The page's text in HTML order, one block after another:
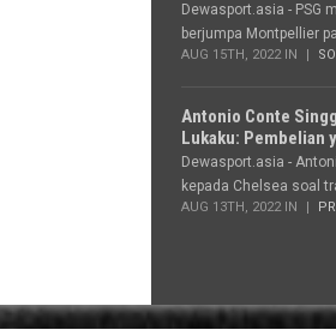
Dewasport.asia - PSG
berjumpa Montpellier
AUG 15TH, 2022 IN
Antonio Conte
Lukaku: Pembelian
Dewasport.asia -
kepada Chelsea soal
AUG 13TH, 2022 IN